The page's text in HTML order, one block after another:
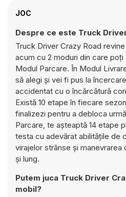
JOC
Despre ce este Truck
Truck Driver Crazy Road
acum cu 2 moduri din care
Modul Parcare. În Modul
să alegi și vei fi pus la
accidentat cu o încărcătură
Există 10 etape în fiecare
finalizezi pentru a debloca
Parcare, te așteaptă 14 etape
testa cu adevărat abilitățile de
virajelor strânse și manevrarea
și lung.
Putem juca Truck Driver
mobil?